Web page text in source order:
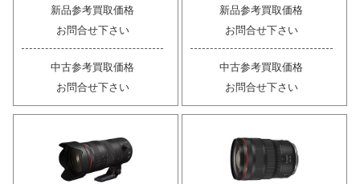
新品参考買取価格
お問合せ下さい
中古参考買取価格
お問合せ下さい
新品参考買取価格
お問合せ下さい
中古参考買取価格
お問合せ下さい